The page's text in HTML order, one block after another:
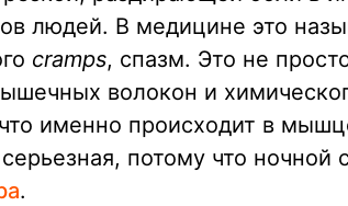
людей. В медицине это
cramps, спазм. Это не
волокон и
именно происходит в
потому что
.